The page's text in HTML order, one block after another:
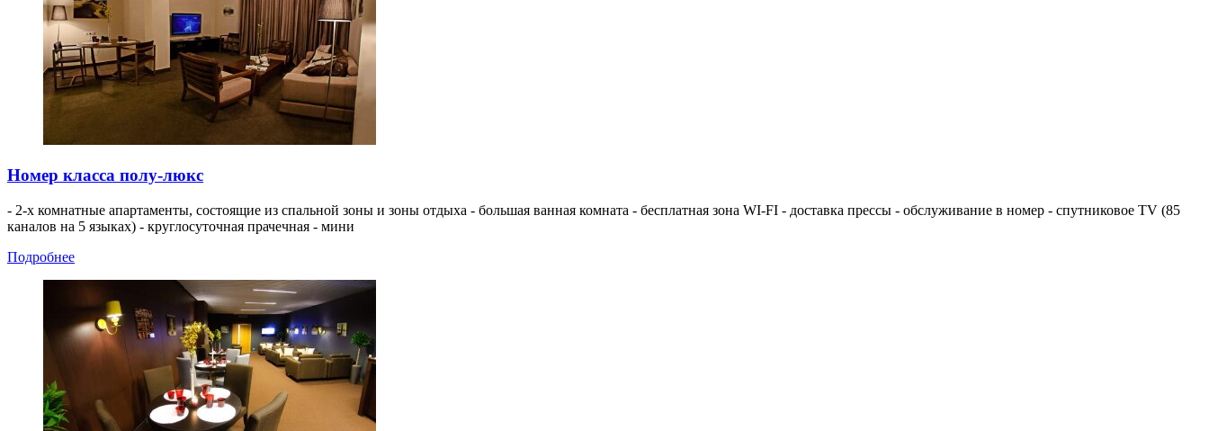
Номер класса полу-люкс
- 2-х комнатные апартаменты, состоящие из спальной зоны и зоны отдыха - большая ванная комната - бесплатная зона WI-FI - доставка прессы - обслуживание в номер - спутниковое TV (85
каналов на 5 языках) - круглосуточная прачечная - мини
Подробнее